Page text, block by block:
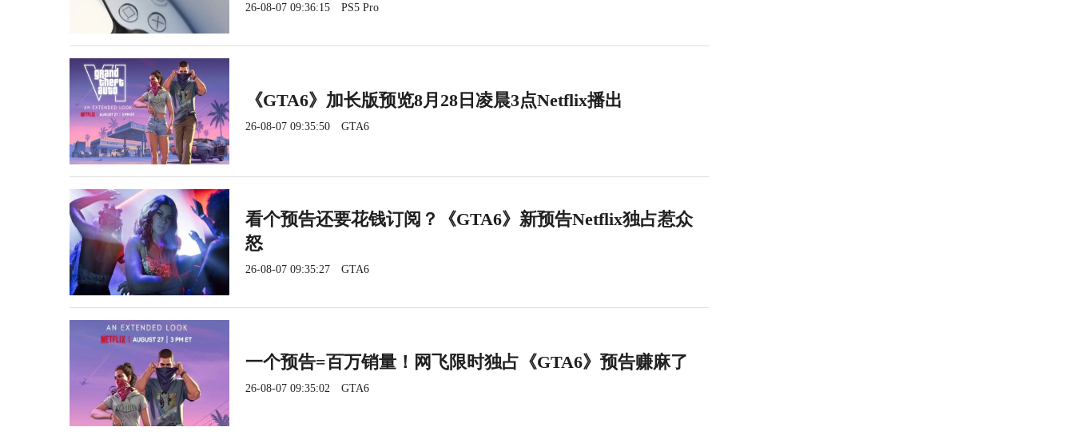
26-08-07 09:36:15 PS5 Pro
《GTA6》加长版预览8月28日凌晨3点Netflix播出
26-08-07 09:35:50 GTA6
看个预告还要花钱订阅？《GTA6》新预告Netflix独占惹众
怒
26-08-07 09:35:27 GTA6
一个预告=百万销量！网飞限时独占《GTA6》预告赚麻了
26-08-07 09:35:02 GTA6